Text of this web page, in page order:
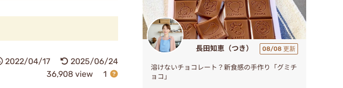
2022/04/17
2025/06/24
36,908 view
1
長田知恵（つき） 08/08 更新
溶けないチョコレート？新食感の手作り「グミチ
ョコ」